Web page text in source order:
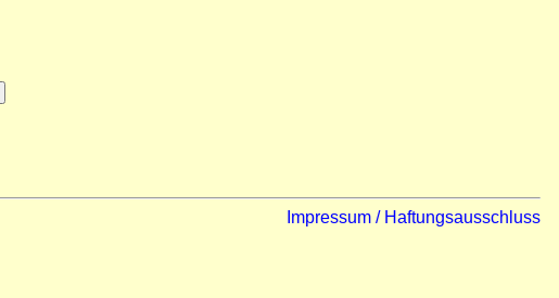
Impressum / Haftungsausschluss